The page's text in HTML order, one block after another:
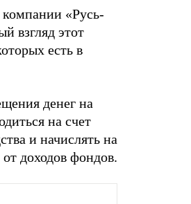
«Русь-
взгляд этот
есть в
денег на
на счет
и начислять на
доходов фондов.